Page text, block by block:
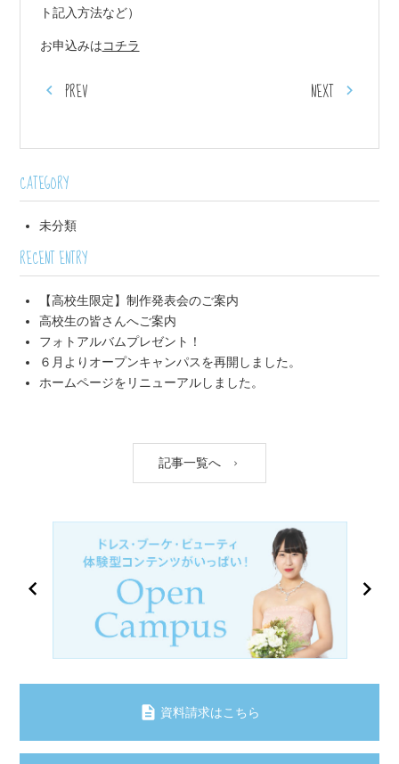
ト記入方法など）
お申込みはコチラ
PREV NEXT
CATEGORY
未分類
RECENT ENTRY
【高校生限定】制作発表会のご案内
高校生の皆さんへご案内
フォトアルバムプレゼント！
６月よりオープンキャンパスを再開しました。
ホームページをリニューアルしました。
記事一覧へ
資料請求はこちら